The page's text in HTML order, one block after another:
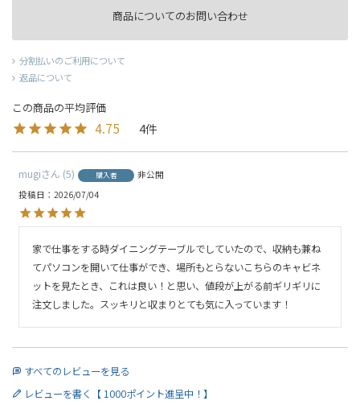
商品についてのお問い合わせ
分割払いのご利用について
返品について
4.75 4
mugi 5 購入者
非公開
投稿日
2026/07/04
家で仕事をする時ダイニングテーブルでしていたので、収納も兼ね
てパソコンを開いて仕事ができ、場所もとらないこちらのキャビネ
ットを見たとき、これは良い！と思い、値段が上がる前ギリギリに
注文しました。スッキリと収まりとても気に入っています！
すべてのレビューを見る
レビューを書く【 1000ポイント進呈中！】